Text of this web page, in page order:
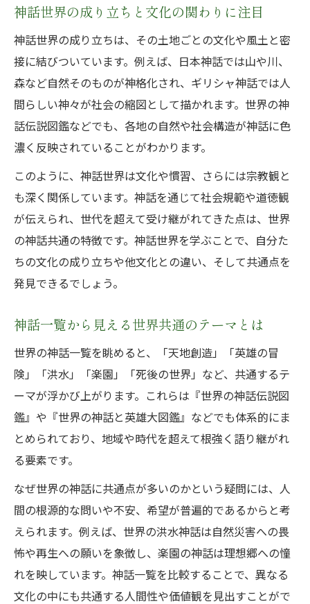
神話世界の楽園が象徴する文化的背景につ
いて
神話に見る始まりと終わりのモチーフの考
察
楽園神話の一覧から見る世界観の多様性と
共通点
神話世界の成り立ちと文化の関わりに注目
神話世界の成り立ちは、その土地ごとの文化や風土と密
接に結びついています。例えば、日本神話では山や川、
森など自然そのものが神格化され、ギリシャ神話では人
間らしい神々が社会の縮図として描かれます。世界の神
話伝説図鑑などでも、各地の自然や社会構造が神話に色
濃く反映されていることがわかります。
このように、神話世界は文化や慣習、さらには宗教観と
も深く関係しています。神話を通じて社会規範や道徳観
が伝えられ、世代を超えて受け継がれてきた点は、世界
の神話共通の特徴です。神話世界を学ぶことで、自分た
ちの文化の成り立ちや他文化との違い、そして共通点を
発見できるでしょう。
神話一覧から見える世界共通のテーマとは
世界の神話一覧を眺めると、「天地創造」「英雄の冒
険」「洪水」「楽園」「死後の世界」など、共通するテ
ーマが浮かび上がります。これらは『世界の神話伝説図
鑑』や『世界の神話と英雄大図鑑』などでも体系的にま
とめられており、地域や時代を超えて根強く語り継がれ
る要素です。
なぜ世界の神話に共通点が多いのかという疑問には、人
間の根源的な問いや不安、希望が普遍的であるからと考
えられます。例えば、世界の洪水神話は自然災害への畏
怖や再生への願いを象徴し、楽園の神話は理想郷への憧
れを映しています。神話一覧を比較することで、異なる
文化の中にも共通する人間性や価値観を見出すことがで